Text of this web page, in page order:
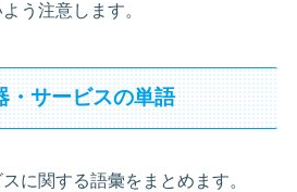
う注意します。
・サービスの単語
に関する語彙をまとめます。